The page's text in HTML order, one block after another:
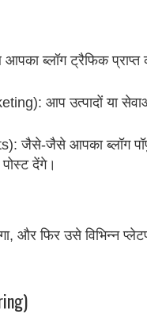
ब्लॉग ट्रैफिक प्राप्त
आप उत्पादों या
जैसे-जैसे आपका ब्लॉग
पोस्ट देंगे।
और फिर उसे विभिन्न